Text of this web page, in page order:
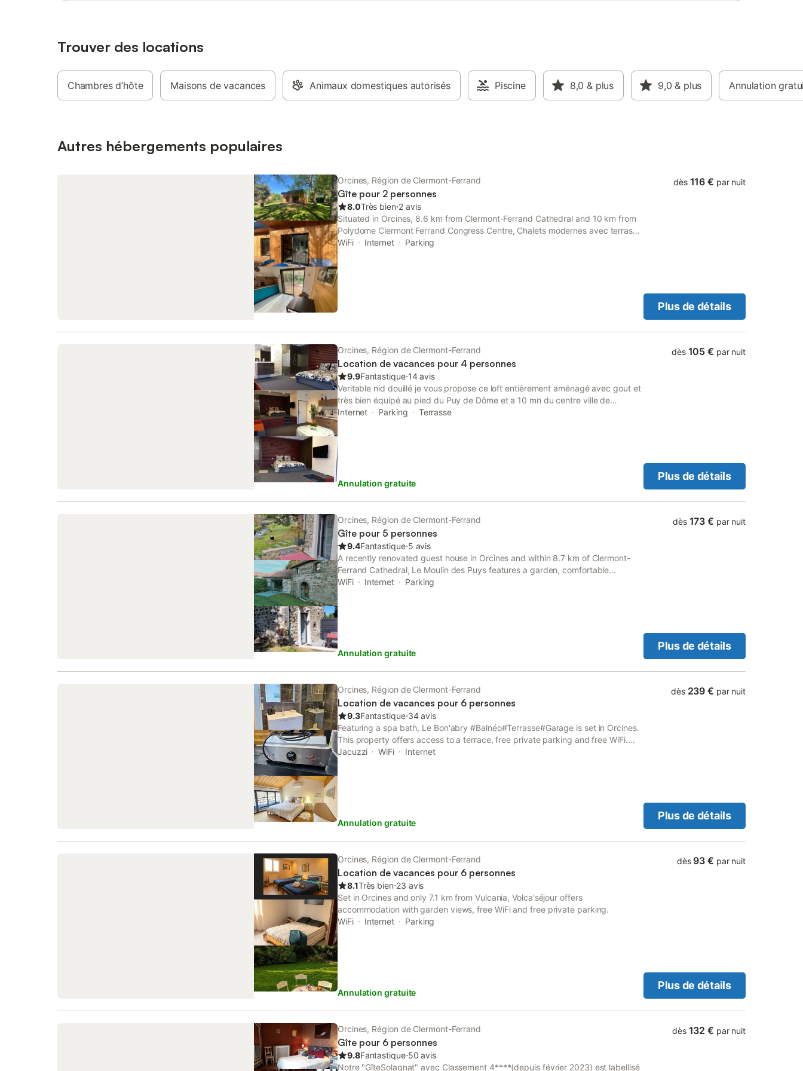
tablettes pour lave-vaisselle et du papier
toilette sera mis à votre disposition pour le
début de votre séjour. Arrivées 17h00 et
Puy-de-Dôme entre Orcines et Clermont
Trouver des locations
Chambres d’hôte Maisons de vacances Animaux domestiques autorisés Piscine 8,0 & plus 9,0 & plus Annulation
Autres hébergements populaires
Orcines, Région de Clermont-Ferrand
Gîte pour 2 personnes
8.0Très bien⋅2 avis
Situated in Orcines, 8.6 km from Clermont-Ferrand Cathedral and 10 km from
Polydome Clermont Ferrand Congress Centre, Chalets modernes avec terrasse
et ruisseau au pied des Volcans d Auvergne features accommodation with free
WiFi Internet Parking
dès 116 € par nuit
Plus de détails
Orcines, Région de Clermont-Ferrand
Location de vacances pour 4 personnes
9.9Fantastique⋅14 avis
Veritable nid douillé je vous propose ce loft entièrement aménagé avec gout et
très bien équipé au pied du Puy de Dôme et a 10 mn du centre ville de
Clermont-Ferrand. Informations generales Arrivée: 12:00 - 00:00 Départ:10:00
induction -Lave vaisselle -Réfrigérateur congélateur -Ustensiles de cuisines -
Vous avez tous le nécessaire pour vous faire un petit déjeuner a disposition
(café, the, infusion, cacao, corne flakes, gateaux petit déjeuné)
Internet Parking Terrasse
Annulation gratuite
dès 105 € par nuit
Plus de détails
Orcines, Région de Clermont-Ferrand
Gîte pour 5 personnes
9.4Fantastique⋅5 avis
A recently renovated guest house in Orcines and within 8.7 km of Clermont-
Ferrand Cathedral, Le Moulin des Puys features a garden, comfortable
soundproof rooms and free WiFi.
WiFi Internet Parking
Annulation gratuite
dès 173 € par nuit
Plus de détails
Orcines, Région de Clermont-Ferrand
Location de vacances pour 6 personnes
9.3Fantastique⋅34 avis
Featuring a spa bath, Le Bon'abry #Balnéo#Terrasse#Garage is set in Orcines.
This property offers access to a terrace, free private parking and free WiFi.
The property is non-smoking and is situated 8 km from Clermont-Ferrand
Jacuzzi WiFi Internet
Annulation gratuite
dès 239 € par nuit
Plus de détails
Orcines, Région de Clermont-Ferrand
Location de vacances pour 6 personnes
8.1Très bien⋅23 avis
Set in Orcines and only 7.1 km from Vulcania, Volca'séjour offers
accommodation with garden views, free WiFi and free private parking.
WiFi
Internet Parking
Annulation gratuite
dès 93 € par nuit
Plus de détails
Orcines, Région de Clermont-Ferrand
Gîte pour 6 personnes
9.8Fantastique⋅50 avis
Notre "GîteSolagnat" avec Classement 4****(depuis février 2023) est labellisé
dès 132 € par nuit